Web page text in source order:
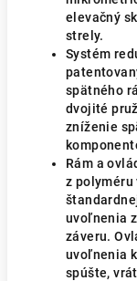
elevačný
strely.
Systém
spätného
dvojité
zníženie
Rám a
z
uvoľnenia
záveru.
uvoľnenia
spúšte,